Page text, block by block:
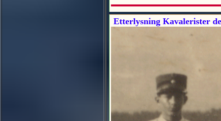
Etterlysning Kavalerister